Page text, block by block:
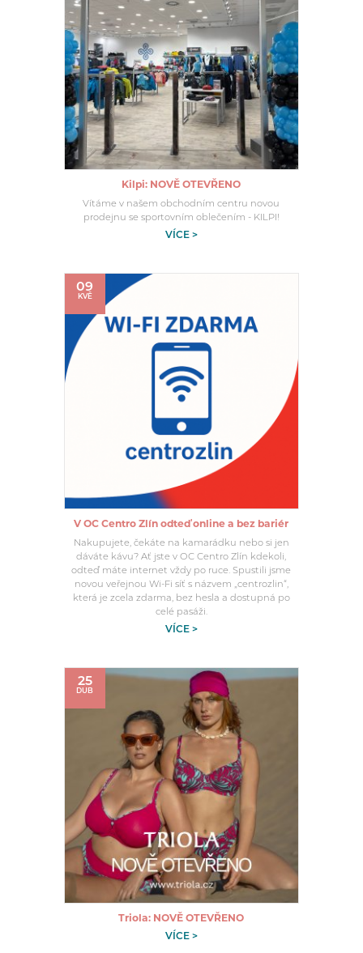
Kilpi: NOVĚ OTEVŘENO
Vítáme v našem obchodním centru novou
prodejnu se sportovním oblečením - KILPI!
VÍCE >
09
KVĚ
V OC Centro Zlín odteď online a bez bariér
Nakupujete, čekáte na kamarádku nebo si jen
dáváte kávu? Ať jste v OC Centro Zlín kdekoli,
odteď máte internet vždy po ruce. Spustili jsme
novou veřejnou Wi-Fi síť s názvem „centrozlin“,
která je zcela zdarma, bez hesla a dostupná po
celé pasáži.
VÍCE >
25
DUB
Triola: NOVĚ OTEVŘENO
VÍCE >